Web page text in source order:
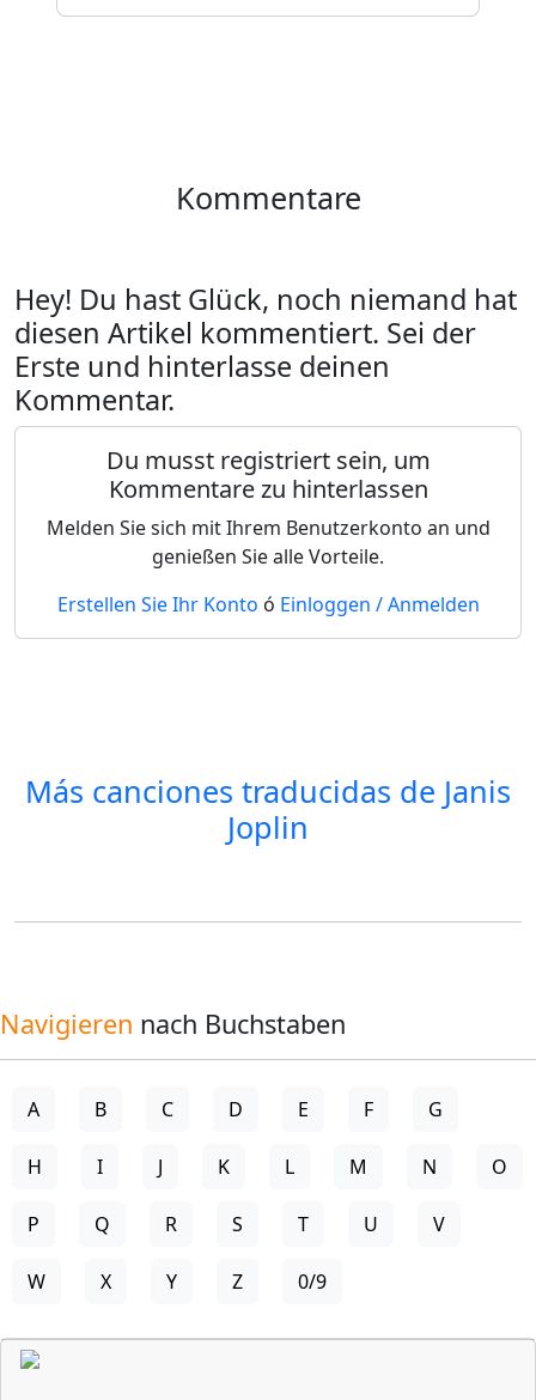
Kommentare
Hey! Du hast Glück, noch niemand hat
diesen Artikel kommentiert. Sei der
Erste und hinterlasse deinen
Kommentar.
Du musst registriert sein, um
Kommentare zu hinterlassen
Melden Sie sich mit Ihrem Benutzerkonto an und
genießen Sie alle Vorteile.
Erstellen Sie Ihr Konto ó Einloggen / Anmelden
Más canciones traducidas de Janis
Joplin
Navigieren nach Buchstaben
A B C D E F G
H I J K L M N O
P Q R S T U V
W X Y Z 0/9